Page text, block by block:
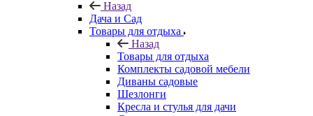
Назад
Дача и Сад
Товары для отдыха
Назад
Товары для отдыха
Комплекты садовой мебели
Диваны садовые
Шезлонги
Кресла и стулья для дачи